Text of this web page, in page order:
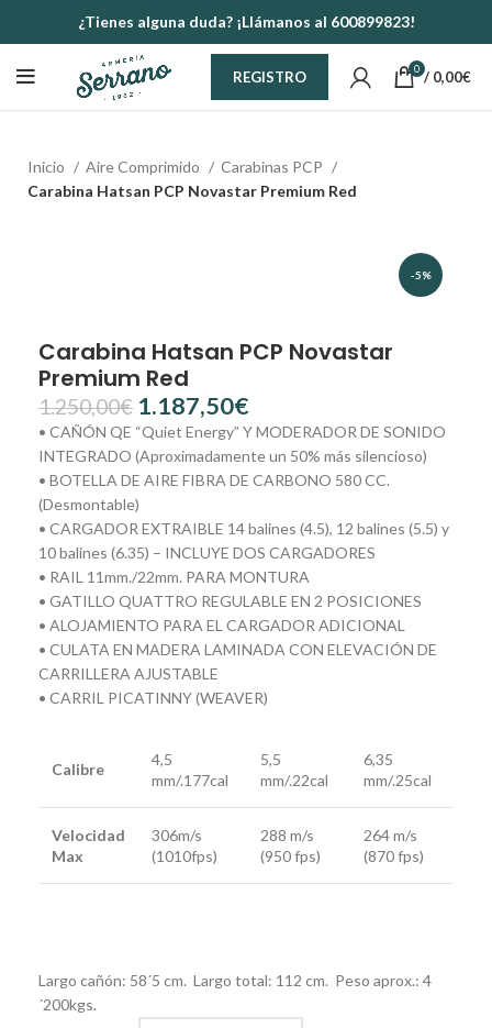
¿Tienes alguna duda? ¡Llámanos al 600899823!
REGISTRO 0 / 0,00€
Inicio Aire Comprimido
Carabinas PCP
Carabina Hatsan PCP Novastar Premium Red
-5%
Carabina Hatsan PCP Novastar
Premium Red
1.250,00€ 1.187,50€
• CAÑÓN QE “Quiet Energy” Y MODERADOR DE SONIDO
INTEGRADO (Aproximadamente un 50% más silencioso)
• BOTELLA DE AIRE FIBRA DE CARBONO 580 CC.
(Desmontable)
• CARGADOR EXTRAIBLE 14 balines (4.5), 12 balines (5.5) y
10 balines (6.35) – INCLUYE DOS CARGADORES
• RAIL 11mm./22mm. PARA MONTURA
• GATILLO QUATTRO REGULABLE EN 2 POSICIONES
• ALOJAMIENTO PARA EL CARGADOR ADICIONAL
• CULATA EN MADERA LAMINADA CON ELEVACIÓN DE
CARRILLERA AJUSTABLE
• CARRIL PICATINNY (WEAVER)
Calibre
4,5
mm/.177cal
5,5
mm/.22cal
6,35
mm/.25cal
Velocidad
Max
306m/s
(1010fps)
288 m/s
(950 fps)
264 m/s
(870 fps)
Largo cañón: 58´5 cm. Largo total: 112 cm. Peso aprox.: 4
´200kgs.